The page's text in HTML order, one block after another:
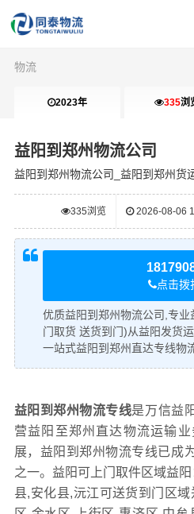
物流
2023年 335浏
益阳到郑州物流公司
益阳到郑州物流公司_益阳到郑州货
335浏览 2026-08-06
点击拨
优质益阳到郑州物流公司,专
门取货 送货到门)从益阳发货
一站式益阳到郑州直达专线物
益阳到郑州物流专线是万信益
营益阳至郑州直达物流运输
展，益阳到郑州物流专线已成
之一。益阳可上门取件区域益
县,安化县,沅江可送货到门区